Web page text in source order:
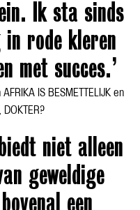
Ik sta sinds
in rode kleren
met succes.’
IS BESMETTELIJK en
DOKTER?
niet alleen
geweldige
een